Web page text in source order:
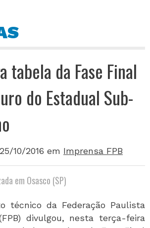
tabela da Fase Final
do Estadual Sub-
10/2016 em Imprensa FPB
em Osasco (SP)
técnico da Federação Paulista
divulgou, nesta terça-feira